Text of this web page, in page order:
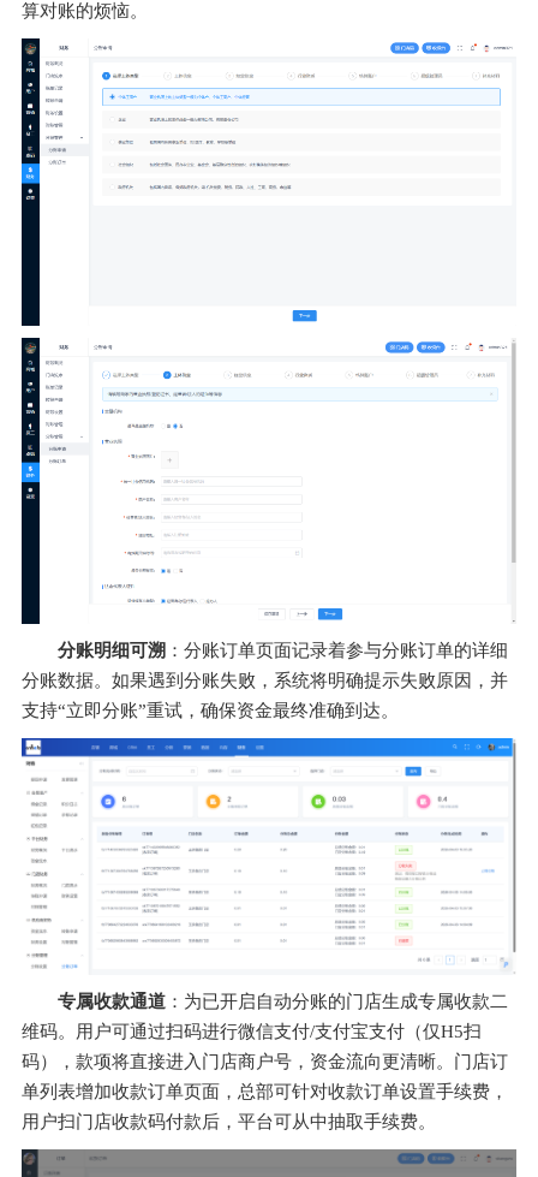
算对账的烦恼。
分账明细可溯 ：分账订单页面记录着参与分账订单的详细
分账数据。如果遇到分账失败，系统将明确提示失败原因，并
支持“立即分账”重试，确保资金最终准确到达。
专属收款通道 ：为已开启自动分账的门店生成专属收款二
维码。用户可通过扫码进行微信支付/支付宝支付（仅H5扫
码），款项将直接进入门店商户号，资金流向更清晰。门店订
单列表增加收款订单页面，总部可针对收款订单设置手续费，
用户扫门店收款码付款后，平台可从中抽取手续费。